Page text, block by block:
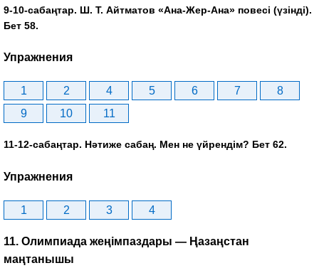
9-10-сабаңтар. Ш. Т. Айтматов «Ана-Жер-Ана» повесі (үзінді).
Бет 58.
Упражнения
1 2 4 5 6 7
8
9
10 11
11-12-сабаңтар. Нәтиже сабаң. Мен не үйрендім? Бет 62.
Упражнения
1 2 3 4
11. Олимпиада жеңімпаздары — Ңазаңстан
маңтанышы